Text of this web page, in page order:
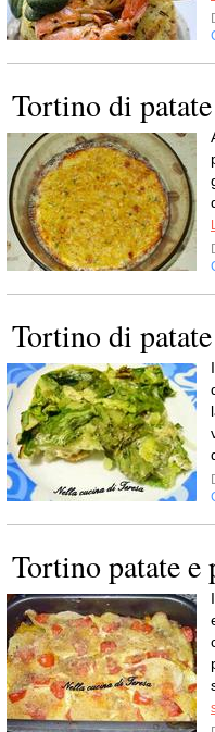
Tortino di
Tortino di
Tortino patate e